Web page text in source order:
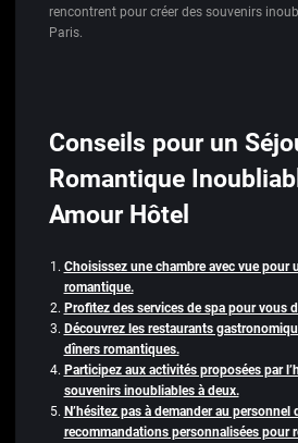
rencontrent pour créer des souvenirs
Paris.
Conseils pour un
Romantique
Amour Hôtel
Choisissez une chambre avec vue pour
romantique.
Profitez des services de spa pour vous
Découvrez les restaurants
dîners romantiques.
Participez aux activités proposées par
souvenirs inoubliables à deux.
N’hésitez pas à demander au personnel
recommandations personnalisées pour